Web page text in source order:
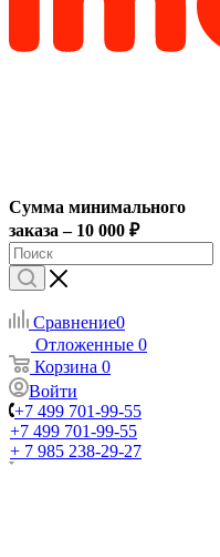
Сумма минимального
заказа – 10 000 ₽
Сравнение0
Отложенные 0
Корзина 0
Войти
+7 499 701-99-55
+7 499 701-99-55
+ 7 985 238-29-27